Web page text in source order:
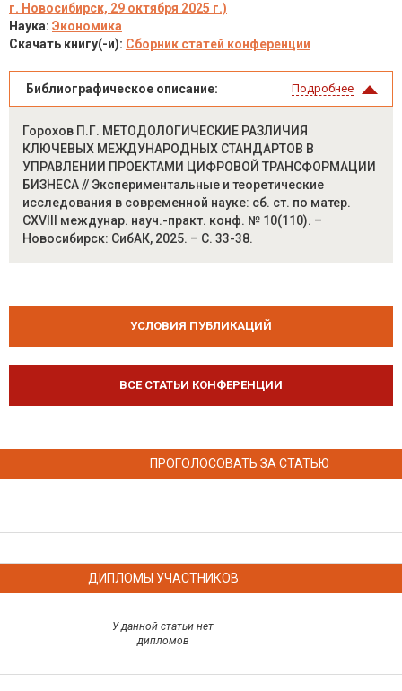
г. Новосибирск, 29 октября 2025 г.)
Наука: Экономика
Скачать книгу(-и): Сборник статей конференции
Библиографическое описание: Подробнее
Горохов П.Г. МЕТОДОЛОГИЧЕСКИЕ РАЗЛИЧИЯ
КЛЮЧЕВЫХ МЕЖДУНАРОДНЫХ СТАНДАРТОВ В
УПРАВЛЕНИИ ПРОЕКТАМИ ЦИФРОВОЙ ТРАНСФОРМАЦИИ
БИЗНЕСА // Экспериментальные и теоретические
исследования в современной науке: сб. ст. по матер.
CXVIII междунар. науч.-практ. конф. № 10(110). –
Новосибирск: СибАК, 2025. – С. 33-38.
УСЛОВИЯ ПУБЛИКАЦИЙ
ВСЕ СТАТЬИ КОНФЕРЕНЦИИ
ПРОГОЛОСОВАТЬ ЗА СТАТЬЮ
ДИПЛОМЫ УЧАСТНИКОВ
У данной статьи нет
дипломов